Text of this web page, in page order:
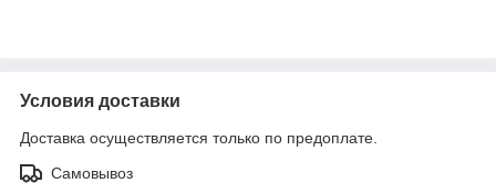
Условия доставки
Доставка осуществляется только по предоплате.
Самовывоз